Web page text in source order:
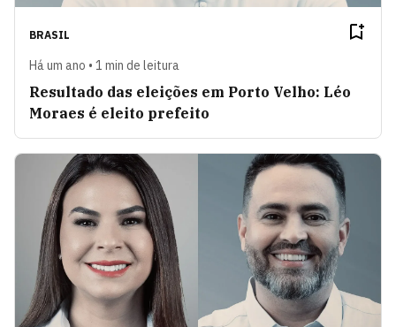
BRASIL
Há um ano • 1 min de leitura
Resultado das eleições em Porto Velho: Léo
Moraes é eleito prefeito